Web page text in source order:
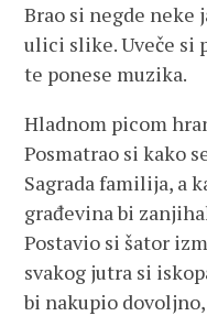
Brao si negde neke
ulici slike. Uveče si
te ponese muzika.
Hladnom picom
Posmatrao si kako
Sagrada familija, a
građevina bi
Postavio si šator
svakog jutra si
bi nakupio